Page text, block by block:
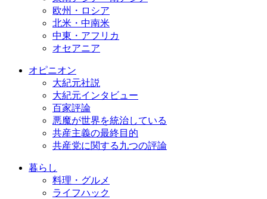
欧州・ロシア
北米・中南米
中東・アフリカ
オセアニア
オピニオン
大紀元社説
大紀元インタビュー
百家評論
悪魔が世界を統治している
共産主義の最終目的
共産党に関する九つの評論
暮らし
料理・グルメ
ライフハック